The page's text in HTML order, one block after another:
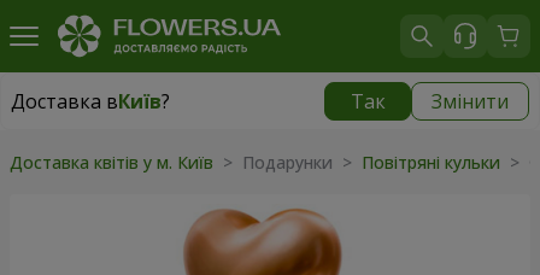
Доставка вКиїв? Так Змінити
Доставка вКиїв
Доставка квітів у м. Київ > Подарунки > Повітряні кульки >